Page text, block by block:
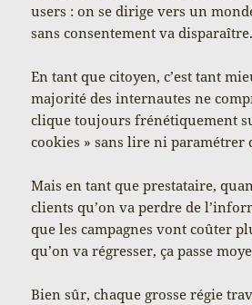
users : on se dirige vers un
sans consentement va disparaître.
En tant que citoyen, c’est tant
majorité des internautes ne
clique toujours frénétiquement
cookies » sans lire ni paramétrer
Mais en tant que prestataire,
clients qu’on va perdre de
que les campagnes vont coûter
qu’on va régresser, ça passe
Bien sûr, chaque grosse régie